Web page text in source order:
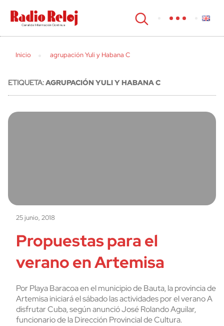
cerrar
Inicio agrupación Yuli y Habana C
ETIQUETA:AGRUPACIÓN YULI Y HABANA C
25 junio, 2018
Propuestas para el
verano en Artemisa
Por Playa Baracoa en el municipio de Bauta, la provincia de
Artemisa iniciará el sábado las actividades por el verano A
disfrutar Cuba, según anunció José Rolando Aguilar,
funcionario de la Dirección Provincial de Cultura.